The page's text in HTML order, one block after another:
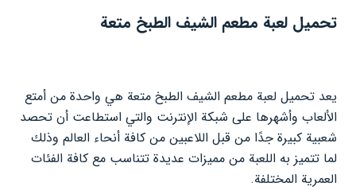
تحميل لعبة مطعم الشيف الطبخ متعة
يعد تحميل لعبة مطعم الشيف الطبخ متعة هي واحدة من أمتع
الألعاب وأشهرها على شبكة الإنترنت والتي استطاعت أن تحصد
شعبية كبيرة جدًا من قبل اللاعبين من كافة أنحاء العالم وذلك
لما تتميز به اللعبة من مميزات عديدة تتناسب مع كافة الفئات
العمرية المختلفة.